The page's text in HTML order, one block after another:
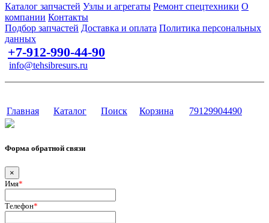
Каталог запчастей Узлы и агрегаты Ремонт спецтехники О
компании Контакты
Подбор запчастей Доставка и оплата Политика персональных
данных
+7-912-990-44-90
info@tehsibresurs.ru
Главная Каталог Поиск Корзина 79129904490
Форма обратной связи
×
Имя*
Телефон*